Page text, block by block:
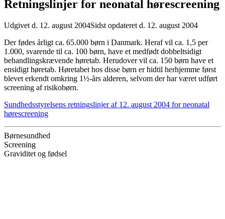
Retningslinjer for neonatal hørescreening
Udgivet d. 12. august 2004Sidst opdateret d. 12. august 2004
Der fødes årligt ca. 65.000 børn i Danmark. Heraf vil ca. 1,5 per
1.000, svarende til ca. 100 børn, have et medfødt dobbeltsidigt
behandlingskrævende høretab. Herudover vil ca. 150 børn have et
ensidigt høretab. Høretabet hos disse børn er hidtil herhjemme først
blevet erkendt omkring 1½-års alderen, selvom der har været udført
screening af risikobørn.
Sundhedsstyrelsens retningslinjer af 12. august 2004 for neonatal
hørescreening
Børnesundhed
Screening
Graviditet og fødsel